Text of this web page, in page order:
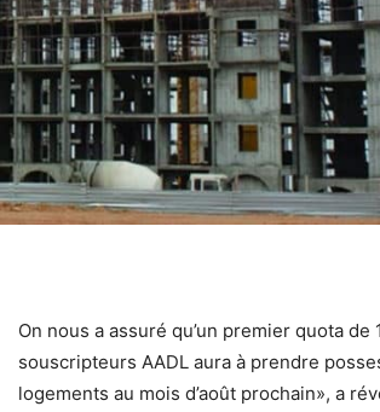
On nous a assuré qu’un premier quota de
souscripteurs AADL aura à prendre
logements au mois d’août prochain», a